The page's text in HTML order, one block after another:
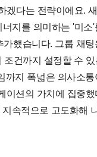
겠다는 전략이에요.
지를 의미하는 '미
했습니다. 그룹 채
건까지 설정할 수
까지 폭넓은 의사소
이션의 가치에 집중
속적으로 고도화해